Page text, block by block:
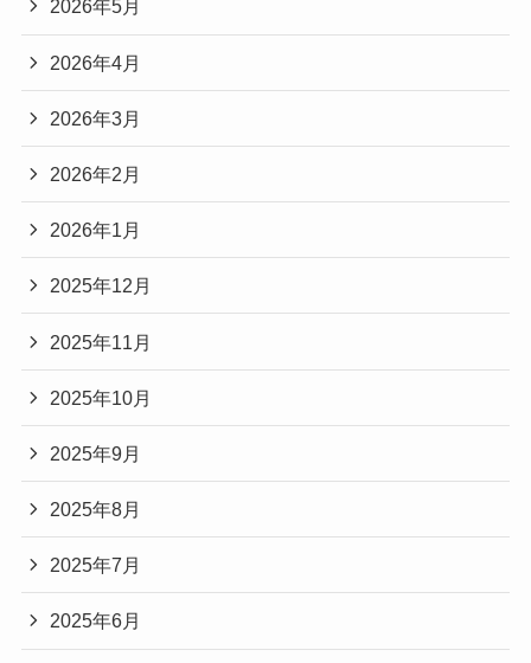
2026年5月
2026年4月
2026年3月
2026年2月
2026年1月
2025年12月
2025年11月
2025年10月
2025年9月
2025年8月
2025年7月
2025年6月